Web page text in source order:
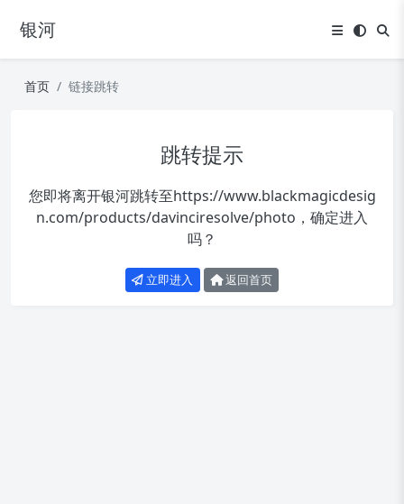
银河
首页 链接跳转
跳转提示
您即将离开银河跳转至https://www.blackmagicdesig
n.com/products/davinciresolve/photo ，确定进入
吗？
立即进入 返回首页